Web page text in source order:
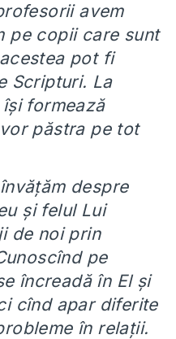
avem
pe copii care sunt
pot fi
Scripturi. La
formează
păstra pe tot
despre
și felul Lui
de noi prin
pe
încreadă în El și
cînd apar diferite
în relații.